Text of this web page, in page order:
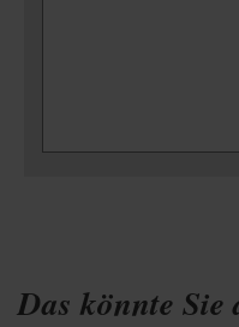
Das könnte Sie